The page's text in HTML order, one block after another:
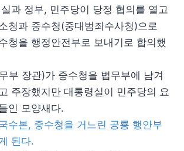
과 정부, 민주당이 당정 협의를 열고
청과 중수청(중대범죄수사청)으로
청을 행정안전부로 보내기로 합의했
부 장관)가 중수청을 법무부에 남겨
주장했지만 대통령실이 민주당의 요
인 모양새다.
수본, 중수청을 거느린 공룡 행안부
된다.